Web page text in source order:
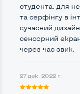
Intel Core i5-
Тип
Тип накопителя
студента. для
та серфінгу в
сучасний
сенсорний
через час звик.
27 дек. 2022 г.